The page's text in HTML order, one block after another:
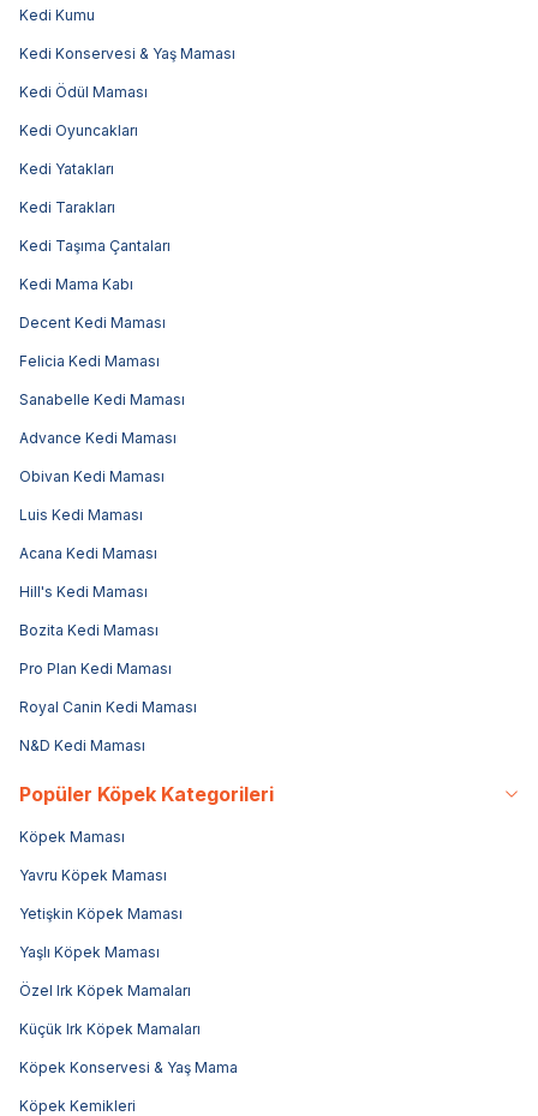
Kedi Kumu
Kedi Konservesi & Yaş Maması
Kedi Ödül Maması
Kedi Oyuncakları
Kedi Yatakları
Kedi Tarakları
Kedi Taşıma Çantaları
Kedi Mama Kabı
Decent Kedi Maması
Felicia Kedi Maması
Sanabelle Kedi Maması
Advance Kedi Maması
Obivan Kedi Maması
Luis Kedi Maması
Acana Kedi Maması
Hill's Kedi Maması
Bozita Kedi Maması
Pro Plan Kedi Maması
Royal Canin Kedi Maması
N&D Kedi Maması
Popüler Köpek Kategorileri
Köpek Maması
Yavru Köpek Maması
Yetişkin Köpek Maması
Yaşlı Köpek Maması
Özel Irk Köpek Mamaları
Küçük Irk Köpek Mamaları
Köpek Konservesi & Yaş Mama
Köpek Kemikleri